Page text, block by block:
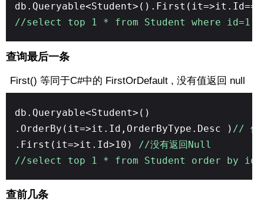
//select top 1 * from Student where id=1
查询最后一条
First() 等同于C#中的 FirstOrDefault , 没有值返回 null
db.Queryable<Student>()
.OrderBy(it=>it.Id,OrderByType.Desc ) // 倒
.First(it=>it.Id>10)
//没有返回Null
//select top 1 * from Student order by id
查前几条